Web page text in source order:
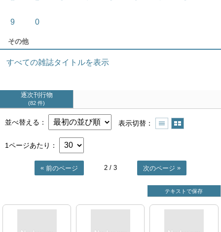
9 0
その他
すべての雑誌タイトルを表示
逐次刊行物
82 件
並べ替える 表示切替
1ページあたり
前のページ 2 / 3 次のページ
テキストで保存